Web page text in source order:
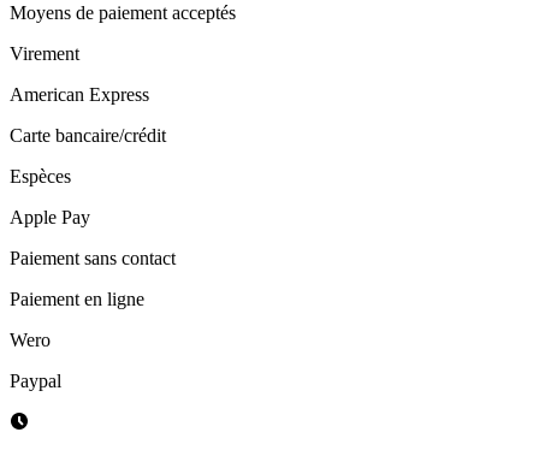
Moyens de paiement acceptés
Virement
American Express
Carte bancaire/crédit
Espèces
Apple Pay
Paiement sans contact
Paiement en ligne
Wero
Paypal